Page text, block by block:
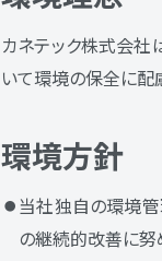
カネテック株式会社
いて環境の保全に配
環境方針
当社独自の環境
の継続的改善に努